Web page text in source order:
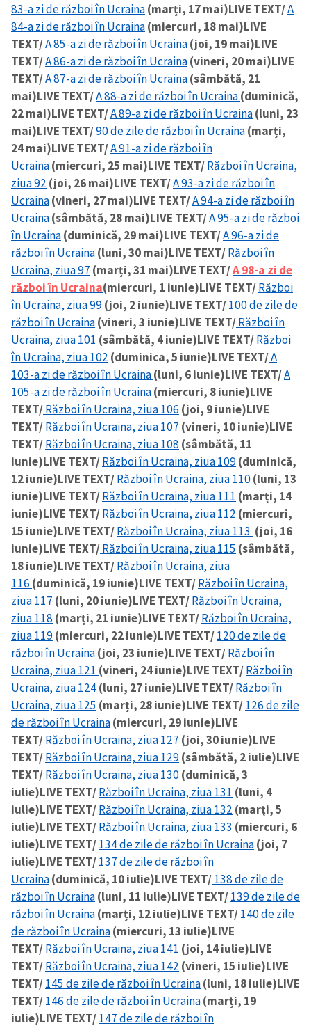
83-a zi de război în Ucraina(marți, 17 mai)LIVE TEXT/A
84-a zi de război în Ucraina(miercuri, 18 mai)LIVE
TEXT/A 85-a zi de război în Ucraina(joi, 19 mai)LIVE
TEXT/A 86-a zi de război în Ucraina(vineri, 20 mai)LIVE
TEXT/A 87-a zi de război în Ucraina(sâmbătă, 21
mai)LIVE TEXT/A 88-a zi de război în Ucraina(duminică,
22 mai)LIVE TEXT/A 89-a zi de război în Ucraina(luni, 23
mai)LIVE TEXT/90 de zile de război în Ucraina(marți,
24 mai)LIVE TEXT/A 91-a zi de război în
Ucraina(miercuri, 25 mai)LIVE TEXT/Război în Ucraina,
ziua 92 (joi, 26 mai)LIVE TEXT/A 93-a zi de război în
Ucraina(vineri, 27 mai)LIVE TEXT/A 94-a zi de război în
Ucraina(sâmbătă, 28 mai)LIVE TEXT/A 95-a zi de război
în Ucraina(duminică, 29 mai)LIVE TEXT/A 96-a zi de
război în Ucraina(luni, 30 mai)LIVE TEXT/Război în
Ucraina, ziua 97 (marți, 31 mai)LIVE TEXT/A 98-a zi de
război în Ucraina(miercuri, 1 iunie)LIVE TEXT/Război
în Ucraina, ziua 99(joi, 2 iunie)LIVE TEXT/100 de zile de
război în Ucraina(vineri, 3 iunie)LIVE TEXT/Război în
Ucraina, ziua 101 (sâmbătă, 4 iunie)LIVE TEXT/Război
în Ucraina, ziua 102 (duminica, 5 iunie)LIVE TEXT/A
103-a zi de război în Ucraina(luni, 6 iunie)LIVE TEXT/A
105-a zi de război în Ucraina(miercuri, 8 iunie)LIVE
TEXT/Război în Ucraina, ziua 106 (joi, 9 iunie)LIVE
TEXT/Război în Ucraina, ziua 107 (vineri, 10 iunie)LIVE
TEXT/Război în Ucraina, ziua 108 (sâmbătă, 11
iunie)LIVE TEXT/Război în Ucraina, ziua 109(duminică,
12 iunie)LIVE TEXT/Război în Ucraina, ziua 110(luni, 13
iunie)LIVE TEXT/Război în Ucraina, ziua 111 (marți, 14
iunie)LIVE TEXT/Război în Ucraina, ziua 112 (miercuri,
15 iunie)LIVE TEXT/Război în Ucraina, ziua 113 (joi, 16
iunie)LIVE TEXT/Război în Ucraina, ziua 115 (sâmbătă,
18 iunie)LIVE TEXT/Război în Ucraina, ziua
116 (duminică, 19 iunie)LIVE TEXT/Război în Ucraina,
ziua 117 (luni, 20 iunie)LIVE TEXT/Război în Ucraina,
ziua 118 (marți, 21 iunie)LIVE TEXT/Război în Ucraina,
ziua 119(miercuri, 22 iunie)LIVE TEXT/120 de zile de
război în Ucraina(joi, 23 iunie)LIVE TEXT/Război în
Ucraina, ziua 121 (vineri, 24 iunie)LIVE TEXT/Război în
Ucraina, ziua 124(luni, 27 iunie)LIVE TEXT/Război în
Ucraina, ziua 125 (marți, 28 iunie)LIVE TEXT/126 de zile
de război în Ucraina(miercuri, 29 iunie)LIVE
TEXT/Război în Ucraina, ziua 127 (joi, 30 iunie)LIVE
TEXT/Război în Ucraina, ziua 129(sâmbătă, 2 iulie)LIVE
TEXT/Război în Ucraina, ziua 130(duminică, 3
iulie)LIVE TEXT/Război în Ucraina, ziua 131 (luni, 4
iulie)LIVE TEXT/Război în Ucraina, ziua 132 (marți, 5
iulie)LIVE TEXT/Război în Ucraina, ziua 133 (miercuri, 6
iulie)LIVE TEXT/134 de zile de război în Ucraina(joi, 7
iulie)LIVE TEXT/137 de zile de război în
Ucraina(duminică, 10 iulie)LIVE TEXT/138 de zile de
război în Ucraina(luni, 11 iulie)LIVE TEXT/139 de zile de
război în Ucraina(marți, 12 iulie)LIVE TEXT/140 de zile
de război în Ucraina(miercuri, 13 iulie)LIVE
TEXT/Război în Ucraina, ziua 141 (joi, 14 iulie)LIVE
TEXT/Război în Ucraina, ziua 142 (vineri, 15 iulie)LIVE
TEXT/145 de zile de război în Ucraina(luni, 18 iulie)LIVE
TEXT/146 de zile de război în Ucraina(marți, 19
iulie)LIVE TEXT/147 de zile de război în